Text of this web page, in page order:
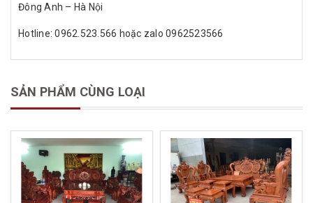
Đông Anh – Hà Nội
Hotline: 0962.523.566 hoặc zalo 0962523566
SẢN PHẨM CÙNG LOẠI